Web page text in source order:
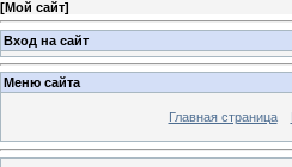
[Мой сайт]
Вход на сайт
Меню сайта
Главная страница